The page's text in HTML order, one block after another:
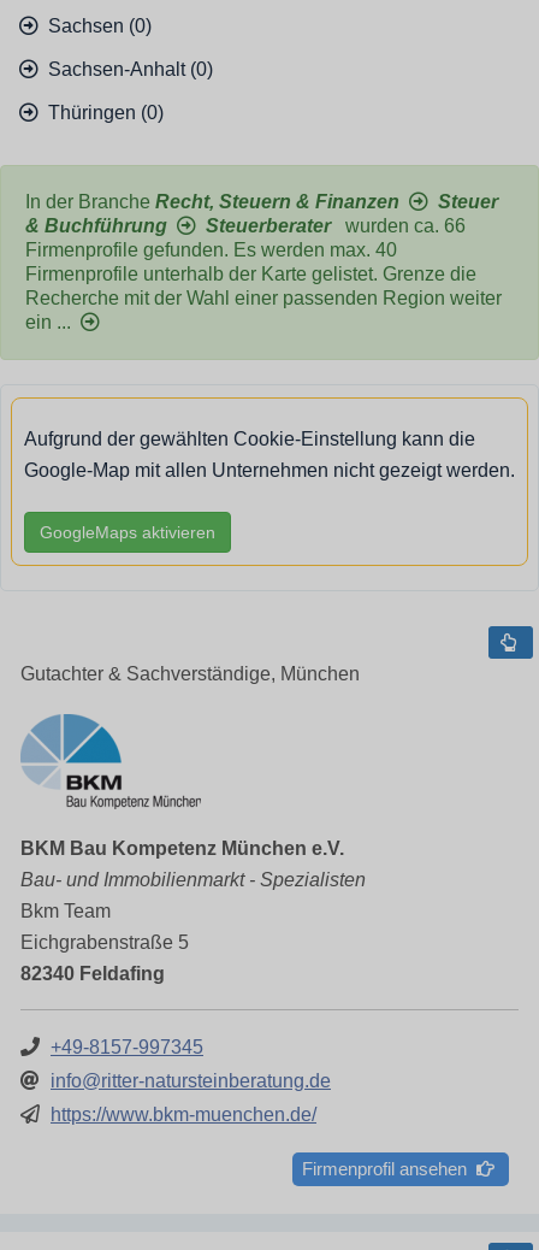
Sachsen (0)
Sachsen-Anhalt (0)
Thüringen (0)
In der Branche Recht, Steuern & Finanzen
Steuer
& Buchführung
Steuerberaterwurden ca. 66
Firmenprofile gefunden. Es werden max. 40
Firmenprofile unterhalb der Karte gelistet. Grenze die
Recherche mit der Wahl einer passenden Region weiter
ein ...
Aufgrund der gewählten Cookie-Einstellung kann die
Google-Map mit allen Unternehmen nicht gezeigt werden.
GoogleMaps aktivieren
Gutachter & Sachverständige, München
BKM Bau Kompetenz München e.V.
Bau- und Immobilienmarkt - Spezialisten
Bkm Team
Eichgrabenstraße 5
82340 Feldafing
+49-8157-997345
info@ritter-natursteinberatung.de
https://www.bkm-muenchen.de/
Firmenprofil ansehen